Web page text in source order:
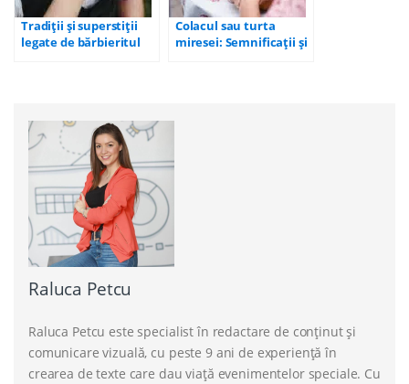
Tradiții și superstiții
legate de bărbieritul
Colacul sau turta
miresei: Semnificații și
Raluca Petcu
Raluca Petcu este specialist în redactare de conținut și
comunicare vizuală, cu peste 9 ani de experiență în
crearea de texte care dau viață evenimentelor speciale. Cu